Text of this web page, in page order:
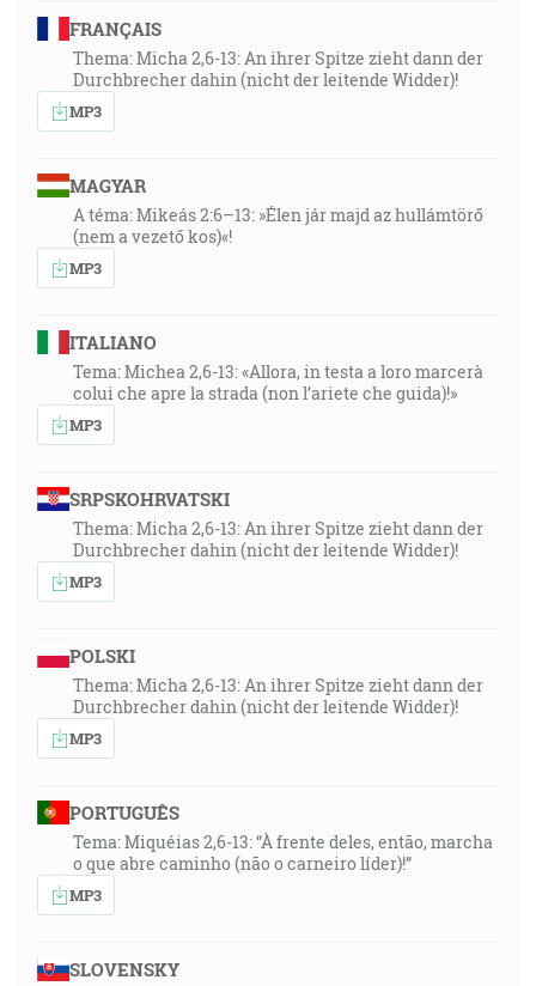
FRANÇAIS
Thema: Micha 2,6-13: An ihrer Spitze zieht dann der
Durchbrecher dahin (nicht der leitende Widder)!
MP3
MAGYAR
A téma: Mikeás 2:6–13: »Élen jár majd az hullámtörő
(nem a vezető kos)«!
MP3
ITALIANO
Tema: Michea 2,6-13: «Allora, in testa a loro marcerà
colui che apre la strada (non l’ariete che guida)!»
MP3
SRPSKOHRVATSKI
Thema: Micha 2,6-13: An ihrer Spitze zieht dann der
Durchbrecher dahin (nicht der leitende Widder)!
MP3
POLSKI
Thema: Micha 2,6-13: An ihrer Spitze zieht dann der
Durchbrecher dahin (nicht der leitende Widder)!
MP3
PORTUGUÊS
Tema: Miquéias 2,6-13: “À frente deles, então, marcha
o que abre caminho (não o carneiro líder)!”
MP3
SLOVENSKY